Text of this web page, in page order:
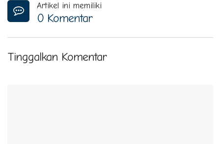
Artikel ini memiliki
0 Komentar
Tinggalkan Komentar